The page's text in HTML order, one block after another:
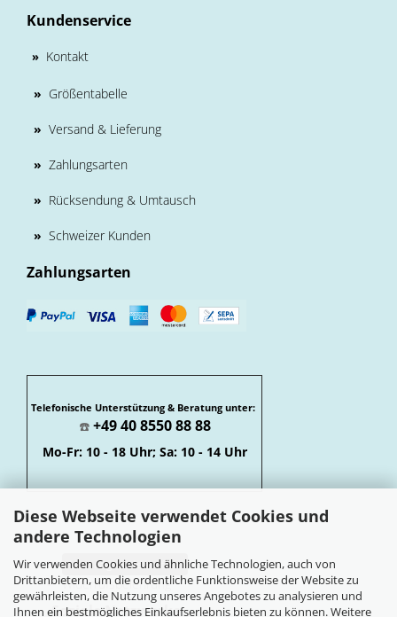
Diese Webseite verwendet Cookies und
andere Technologien
Wir verwenden Cookies und ähnliche Technologien, auch von
Drittanbietern, um die ordentliche Funktionsweise der Website zu
gewährleisten, die Nutzung unseres Angebotes zu analysieren und
Ihnen ein bestmögliches Einkaufserlebnis bieten zu können. Weitere
Kundenservice
» Kontakt
» Größentabelle
» Versand & Lieferung
» Zahlungsarten
» Rücksendung & Umtausch
» Schweizer Kunden
Zahlungsarten
Telefonische Unterstützung & Beratung unter:
☎️ +49 40 8550 88 88
Mo-Fr: 10 - 18 Uhr; Sa: 10 - 14 Uhr
Vertrag widerrufen
Widerrufsbelehrung
Soziale Netzwerke